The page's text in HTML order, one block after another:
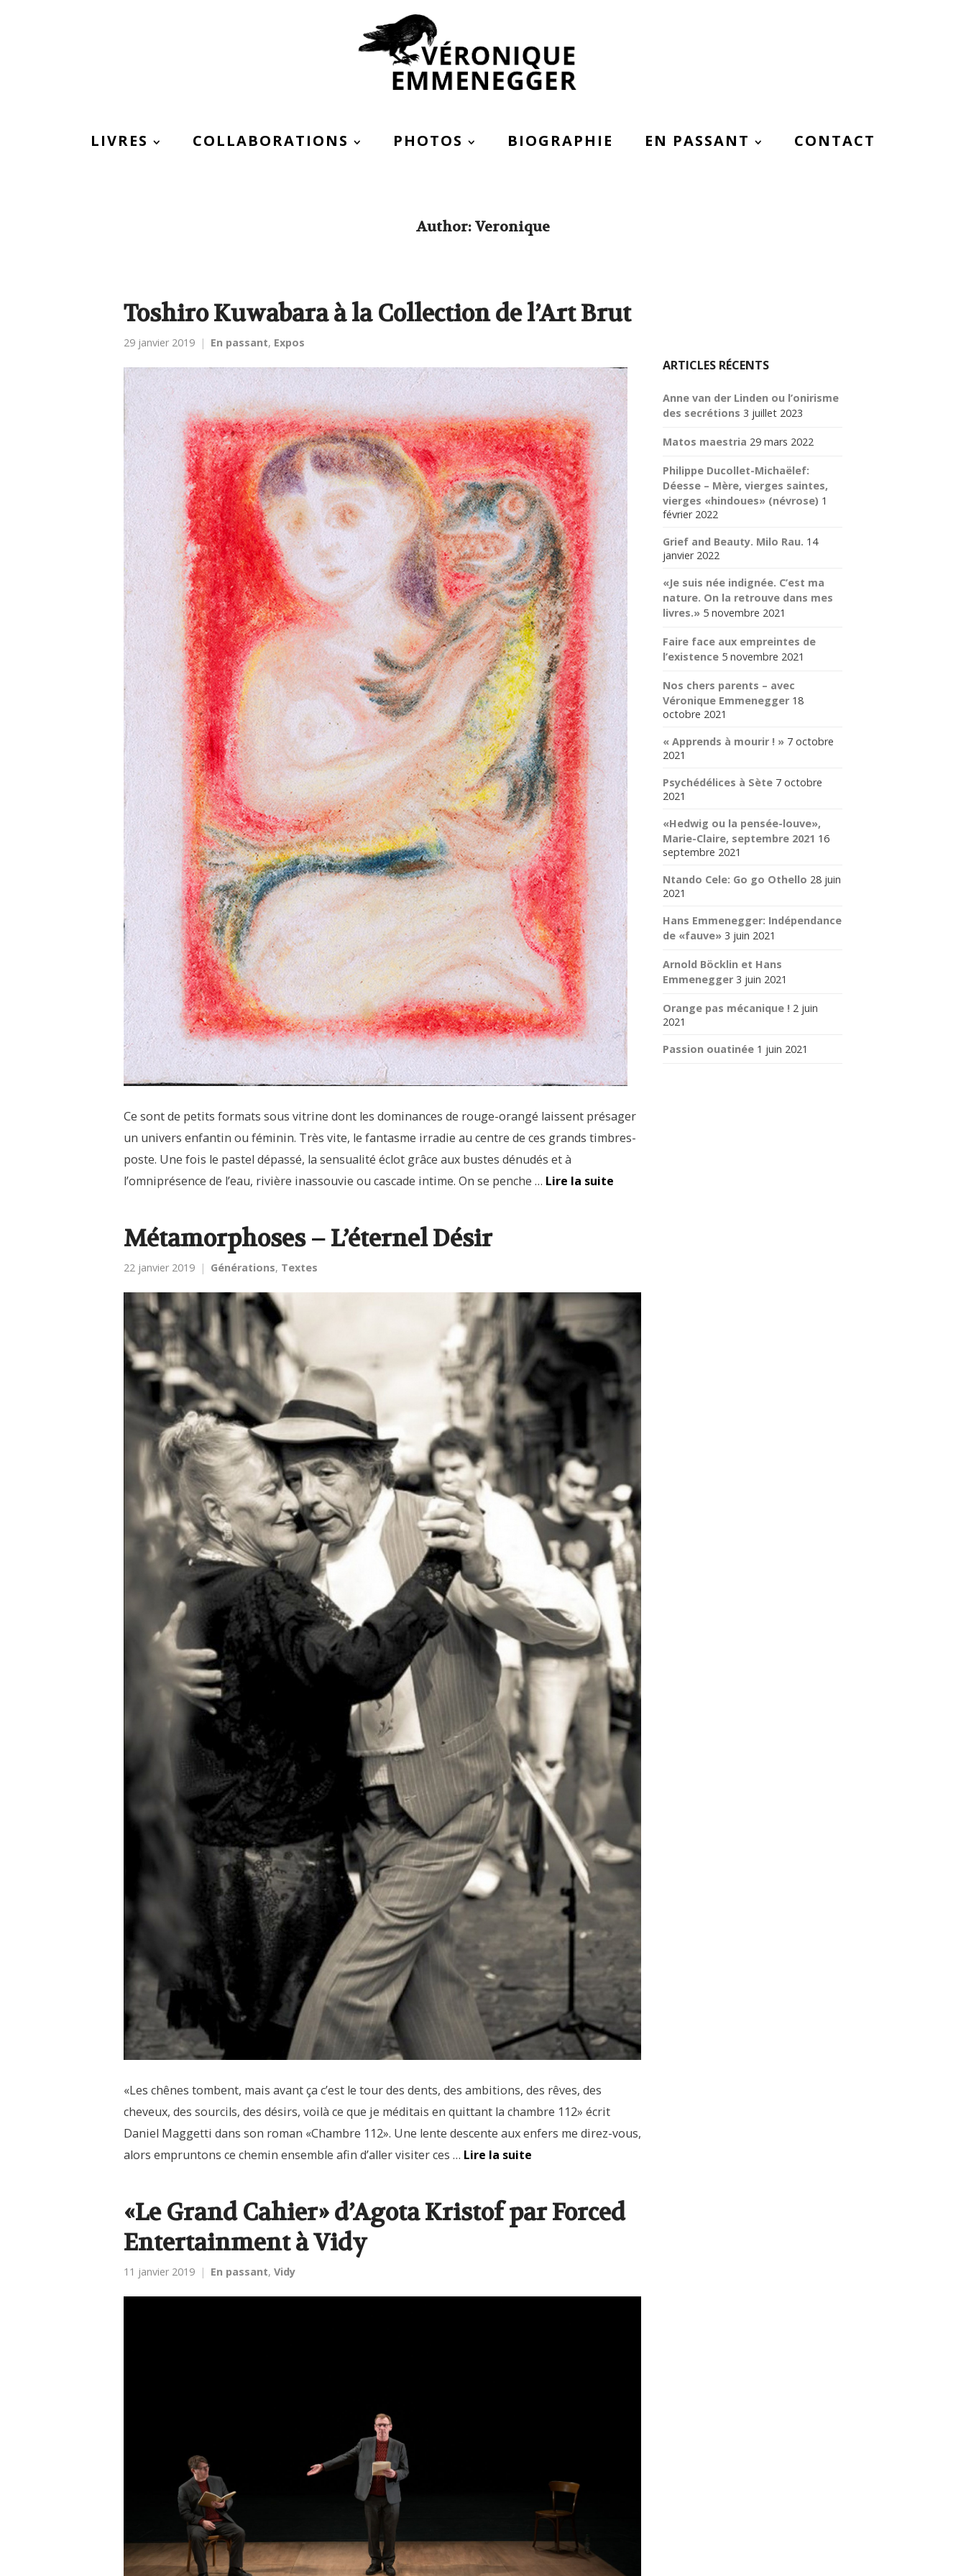
LIVRES COLLABORATIONS PHOTOS BIOGRAPHIE EN PASSANT CONTACT
Author: Veronique
Toshiro Kuwabara à la Collection de l’Art Brut
29 janvier 2019 En passant, Expos
Ce sont de petits formats sous vitrine dont les dominances de rouge-orangé laissent présager
un univers enfantin ou féminin. Très vite, le fantasme irradie au centre de ces grands timbres-
poste. Une fois le pastel dépassé, la sensualité éclot grâce aux bustes dénudés et à
l’omniprésence de l’eau, rivière inassouvie ou cascade intime. On se penche … Lire la suite
Métamorphoses – L’éternel Désir
22 janvier 2019 Générations, Textes
«Les chênes tombent, mais avant ça c’est le tour des dents, des ambitions, des rêves, des
cheveux, des sourcils, des désirs, voilà ce que je méditais en quittant la chambre 112» écrit
Daniel Maggetti dans son roman «Chambre 112». Une lente descente aux enfers me direz-vous,
alors empruntons ce chemin ensemble afin d’aller visiter ces … Lire la suite
«Le Grand Cahier» d’Agota Kristof par Forced
Entertainment à Vidy
11 janvier 2019 En passant, Vidy
ARTICLES RÉCENTS
Anne van der Linden ou l’onirisme
des secrétions 3 juillet 2023
Matos maestria 29 mars 2022
Philippe Ducollet-Michaëlef:
Déesse – Mère, vierges saintes,
vierges «hindoues» (névrose) 1
février 2022
Grief and Beauty. Milo Rau. 14
janvier 2022
«Je suis née indignée. C’est ma
nature. On la retrouve dans mes
livres.» 5 novembre 2021
Faire face aux empreintes de
l’existence 5 novembre 2021
Nos chers parents – avec
Véronique Emmenegger 18
octobre 2021
« Apprends à mourir ! » 7 octobre
2021
Psychédélices à Sète 7 octobre
2021
«Hedwig ou la pensée-louve»,
Marie-Claire, septembre 2021 16
septembre 2021
Ntando Cele: Go go Othello 28 juin
2021
Hans Emmenegger: Indépendance
de «fauve» 3 juin 2021
Arnold Böcklin et Hans
Emmenegger 3 juin 2021
Orange pas mécanique ! 2 juin
2021
Passion ouatinée 1 juin 2021